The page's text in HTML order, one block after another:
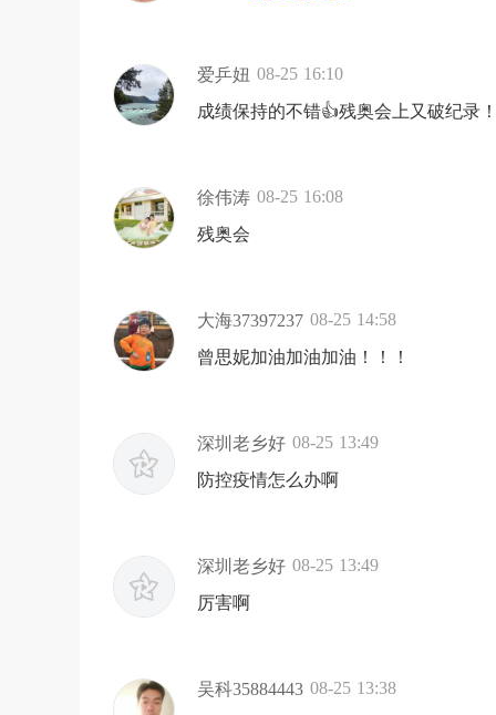
爱乒妞 08-25 16:10
成绩保持的不错👍残奥会上又破纪录
徐伟涛 08-25 16:08
残奥会
大海37397237 08-25 14:58
曾思妮加油加油加油！！！
深圳老乡好 08-25 13:49
防控疫情怎么办啊
深圳老乡好 08-25 13:49
厉害啊
吴科35884443 08-25 13:38